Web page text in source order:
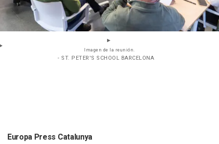
Imagen de la reunión.
- ST. PETER'S SCHOOL BARCELONA
Europa Press Catalunya